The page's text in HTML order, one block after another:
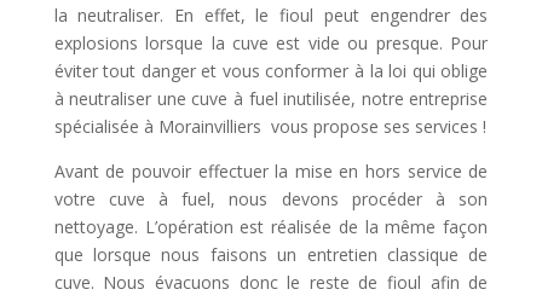
la neutraliser. En effet, le fioul peut engendrer des
explosions lorsque la cuve est vide ou presque. Pour
éviter tout danger et vous conformer à la loi qui oblige
à neutraliser une cuve à fuel inutilisée, notre entreprise
spécialisée à Morainvilliers vous propose ses services !
Avant de pouvoir effectuer la mise en hors service de
votre cuve à fuel, nous devons procéder à son
nettoyage. L’opération est réalisée de la même façon
que lorsque nous faisons un entretien classique de
cuve. Nous évacuons donc le reste de fioul afin de